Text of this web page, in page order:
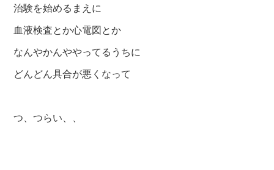
治験を始めるまえに
血液検査とか心電図とか
なんやかんややってるうちに
どんどん具合が悪くなって
つ、つらい、、